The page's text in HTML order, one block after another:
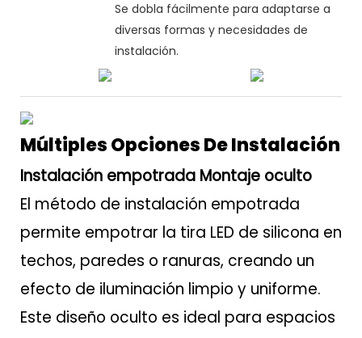
Se dobla fácilmente para adaptarse a
diversas formas y necesidades de
instalación.
Múltiples Opciones De Instalación
Instalación empotrada Montaje oculto
El método de instalación empotrada
permite empotrar la tira LED de silicona en
techos, paredes o ranuras, creando un
efecto de iluminación limpio y uniforme.
Este diseño oculto es ideal para espacios